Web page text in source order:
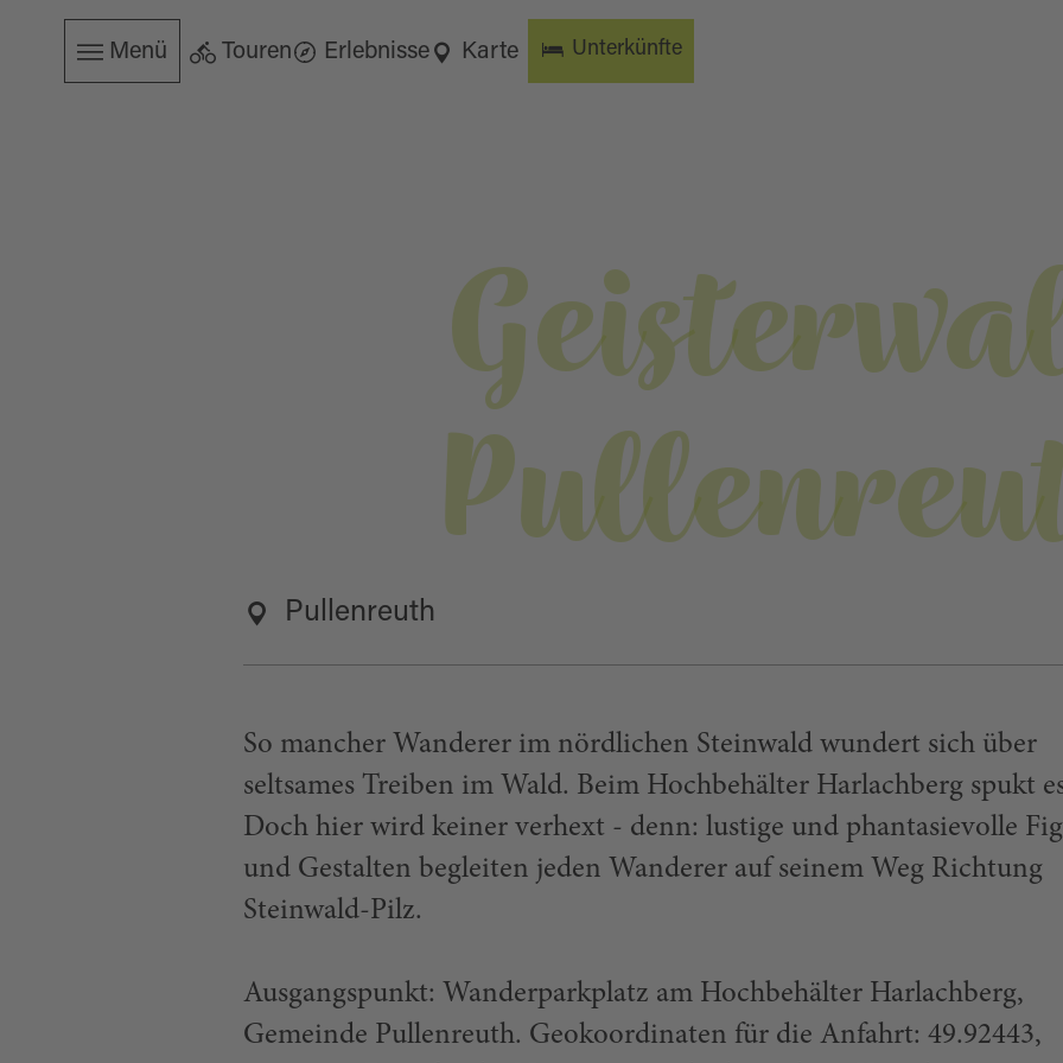
Menü Touren Erlebnisse Karte Unterkünfte
Pullenreuth
So mancher Wanderer im nördlichen Steinwald wundert sich über
seltsames Treiben im Wald. Beim Hochbehälter Harlachberg spukt
Doch hier wird keiner verhext - denn: lustige und phantasievolle
und Gestalten begleiten jeden Wanderer auf seinem Weg Richtung
Steinwald-Pilz.
Ausgangspunkt: Wanderparkplatz am Hochbehälter Harlachberg,
Gemeinde Pullenreuth. Geokoordinaten für die Anfahrt: 49.92443,